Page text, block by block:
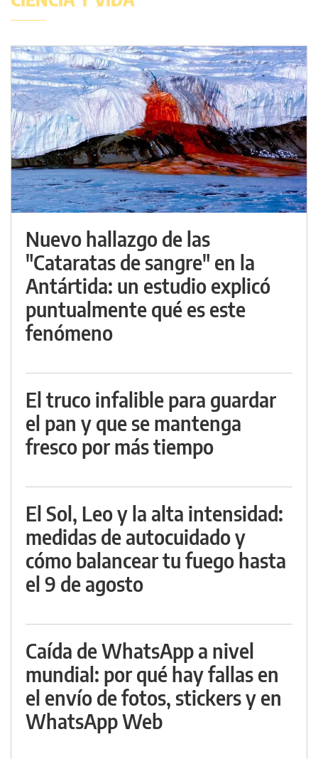
Nuevo hallazgo de las
"Cataratas de sangre" en la
Antártida: un estudio explicó
puntualmente qué es este
fenómeno
El truco infalible para guardar
el pan y que se mantenga
fresco por más tiempo
El Sol, Leo y la alta intensidad:
medidas de autocuidado y
cómo balancear tu fuego hasta
el 9 de agosto
Caída de WhatsApp a nivel
mundial: por qué hay fallas en
el envío de fotos, stickers y en
WhatsApp Web